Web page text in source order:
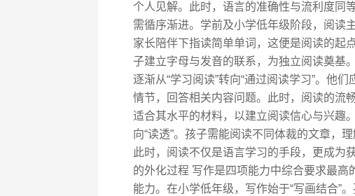
个人见解。此时，语言的准确性与流利度同
需循序渐进。学前及小学低年级阶段，阅读
家长陪伴下指读简单单词，这便是阅读的起
子建立字母与发音的联系，为独立阅读奠基
逐渐从“学习阅读”转向“通过阅读学习”。他
情节，回答相关内容问题。此时，阅读的流
适合其水平的材料，以建立阅读信心与兴趣
向“读透”。孩子需能阅读不同体裁的文章，
此时，阅读不仅是语言学习的手段，更成为
的外化过程 写作是四项能力中综合要求最
能力。在小学低年级，写作始于“写画结合”